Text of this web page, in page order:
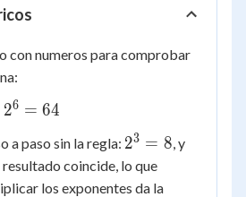
con numeros para comprobar
26 = 64
a paso sin la regla: 2^{3}
= 8
23 = 8, y
resultado coincide, lo que
los exponentes da la